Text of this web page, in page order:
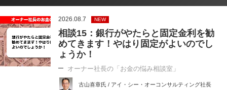
2026.08.7 NEW
相談15：銀行がやたらと固定金利を勧
めてきます！やはり固定がよいのでし
ょうか！
オーナー社長の「お金の悩み相談室」
古山喜章氏 / アイ・シー・オーコンサルティング社長